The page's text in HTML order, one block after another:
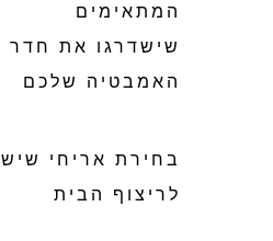
המתאימים
שישדרגו את חדר
האמבטיה שלכם
בחירת אריחי שיש
לריצוף הבית